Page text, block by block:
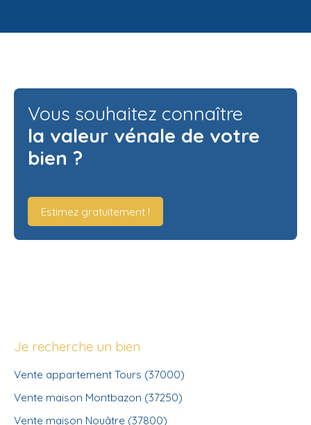
Vous souhaitez connaître
la valeur vénale de votre
bien ?
Estimez gratuitement !
Je recherche un bien
Vente appartement Tours (37000)
Vente maison Montbazon (37250)
Vente maison Nouâtre (37800)